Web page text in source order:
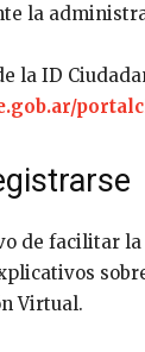
la
la ID
de facilitar
Virtual.